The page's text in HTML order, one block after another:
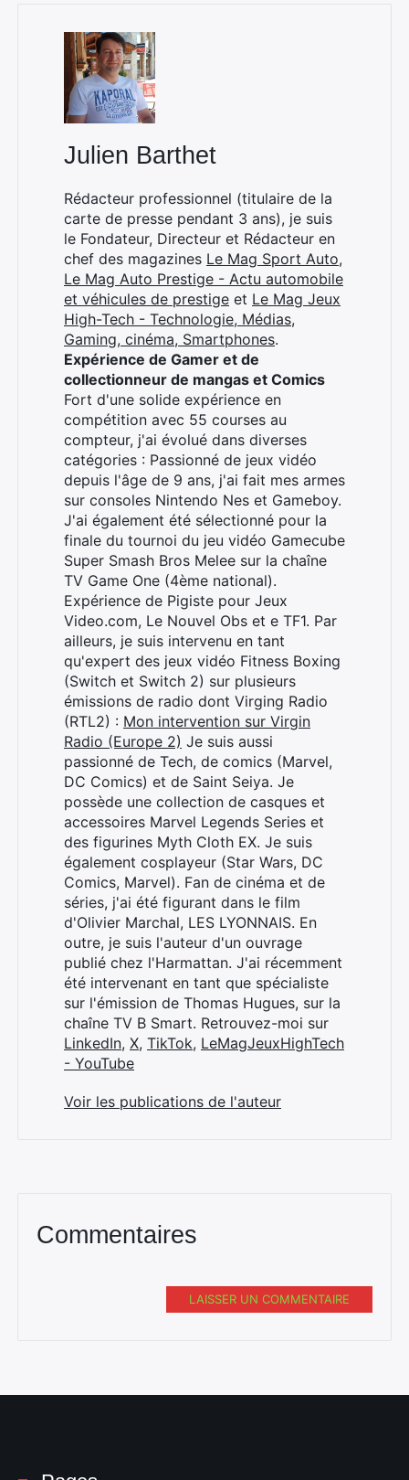
Julien Barthet
Rédacteur professionnel (titulaire de la
carte de presse pendant 3 ans), je suis
le Fondateur, Directeur et Rédacteur en
chef des magazines Le Mag Sport Auto,
Le Mag Auto Prestige - Actu automobile
et véhicules de prestige et Le Mag Jeux
High-Tech - Technologie, Médias,
Gaming, cinéma, Smartphones.
Expérience de Gamer et de
collectionneur de mangas et Comics
Fort d'une solide expérience en
compétition avec 55 courses au
compteur, j'ai évolué dans diverses
catégories : Passionné de jeux vidéo
depuis l'âge de 9 ans, j'ai fait mes armes
sur consoles Nintendo Nes et Gameboy.
J'ai également été sélectionné pour la
finale du tournoi du jeu vidéo Gamecube
Super Smash Bros Melee sur la chaîne
TV Game One (4ème national).
Expérience de Pigiste pour Jeux
Video.com, Le Nouvel Obs et e TF1. Par
ailleurs, je suis intervenu en tant
qu'expert des jeux vidéo Fitness Boxing
(Switch et Switch 2) sur plusieurs
émissions de radio dont Virging Radio
(RTL2) : Mon intervention sur Virgin
Radio (Europe 2) Je suis aussi
passionné de Tech, de comics (Marvel,
DC Comics) et de Saint Seiya. Je
possède une collection de casques et
accessoires Marvel Legends Series et
des figurines Myth Cloth EX. Je suis
également cosplayeur (Star Wars, DC
Comics, Marvel). Fan de cinéma et de
séries, j'ai été figurant dans le film
d'Olivier Marchal, LES LYONNAIS. En
outre, je suis l'auteur d'un ouvrage
publié chez l'Harmattan. J'ai récemment
été intervenant en tant que spécialiste
sur l'émission de Thomas Hugues, sur la
chaîne TV B Smart. Retrouvez-moi sur
LinkedIn, X, TikTok, LeMagJeuxHighTech
- YouTube
Voir les publications de l'auteur
Commentaires
LAISSER UN COMMENTAIRE
Rechercher
: